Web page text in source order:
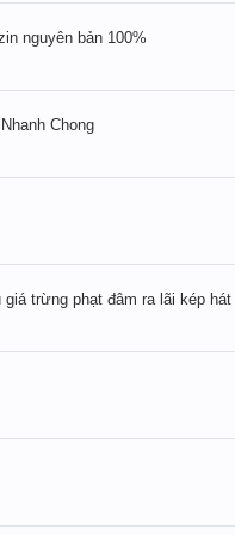
nguyên bản 100%
Chong
trừng phạt đâm ra lãi kép hát